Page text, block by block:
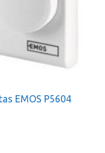
EMOS P5604